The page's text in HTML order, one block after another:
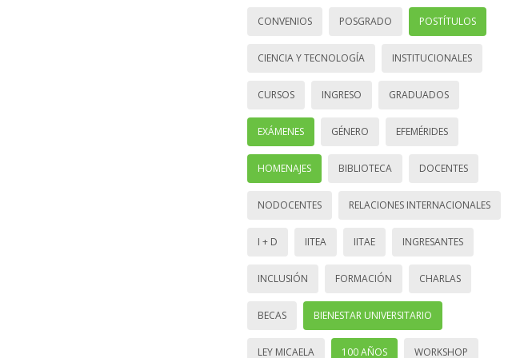
CONVENIOS POSGRADO POSTÍTULOS
CIENCIA Y TECNOLOGÍA INSTITUCIONALES
CURSOS INGRESO GRADUADOS
EXÁMENES GÉNERO EFEMÉRIDES
HOMENAJES BIBLIOTECA DOCENTES
NODOCENTES RELACIONES INTERNACIONALES
I + D IITEA IITAE INGRESANTES
INCLUSIÓN FORMACIÓN CHARLAS
BECAS BIENESTAR UNIVERSITARIO
LEY MICAELA 100 AÑOS WORKSHOP